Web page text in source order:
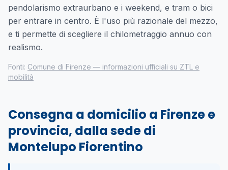
pendolarismo extraurbano e i weekend, e tram o bici
per entrare in centro. È l'uso più razionale del mezzo,
e ti permette di scegliere il chilometraggio annuo con
realismo.
Fonti: Comune di Firenze — informazioni ufficiali su ZTL e
mobilità
Consegna a domicilio a Firenze e
provincia, dalla sede di
Montelupo Fiorentino